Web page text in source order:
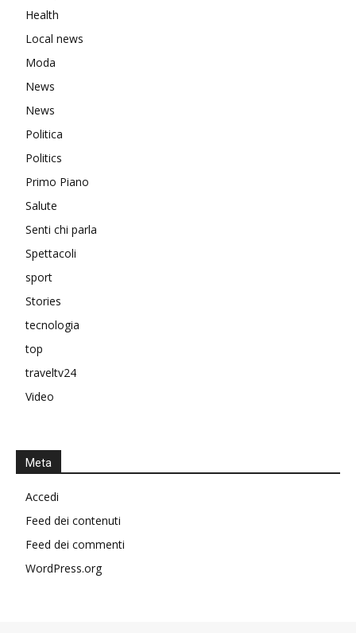
Health
Local news
Moda
News
News
Politica
Politics
Primo Piano
Salute
Senti chi parla
Spettacoli
sport
Stories
tecnologia
top
traveltv24
Video
Meta
Accedi
Feed dei contenuti
Feed dei commenti
WordPress.org